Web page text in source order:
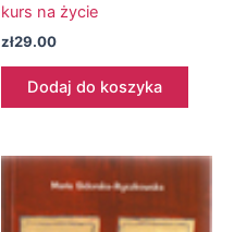
kurs na życie
zł29.00
Dodaj do koszyka